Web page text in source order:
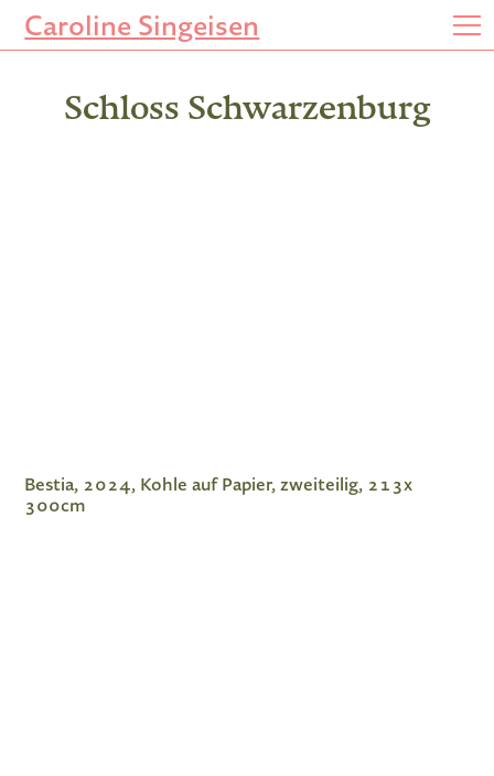
Schloss Schwarzenburg
Bestia, 2024, Kohle auf Papier, zweiteilig, 213x
300cm
Caroline Singeisen